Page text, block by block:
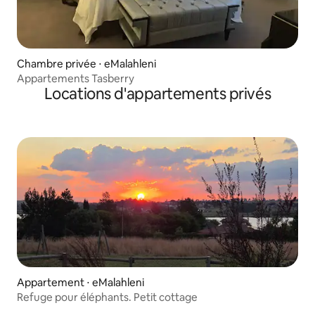
Chambre privée ⋅ eMalahleni
Appartements Tasberry
Locations d'appartements privés
Appartement ⋅ eMalahleni
Refuge pour éléphants. Petit cottage